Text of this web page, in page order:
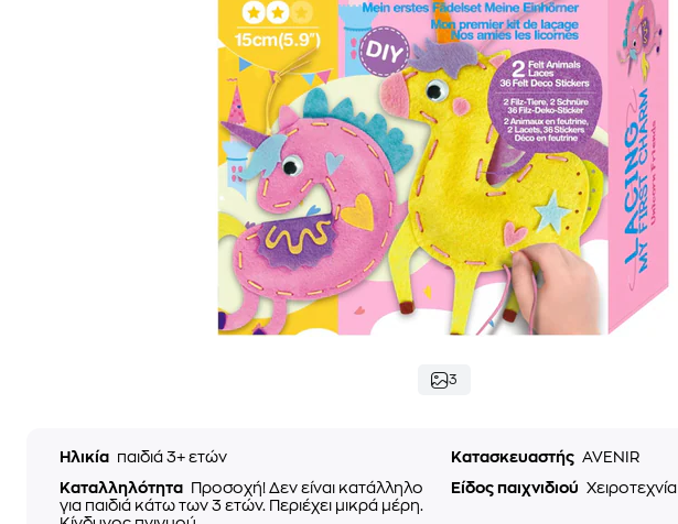
3
Ηλικία παιδιά 3+ ετών Κατασκευαστής AVENIR
Καταλληλότητα
Προσοχή! Δεν είναι κατάλληλο
για παιδιά κάτω των 3 ετών. Περιέχει μικρά μέρη.
Είδος παιχνιδιού Χειροτεχνία